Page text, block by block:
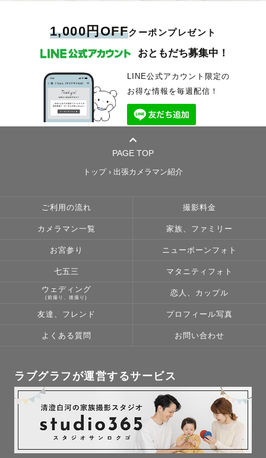
それが 写真にしか出来ない「記憶を残すこと」だと思っています。
特別な日も
今のありのままのあなたやあなたの大切な人たちを、ぜひ写真に撮らせて
ください。
きっと未来の宝物になってくれると信じています☺️
1件1件の撮影に心をこめて、1枚1枚のお写真を丁寧に、がモットーです。
写真は細部まで確認し、お客様の期待を超える仕上がりを目指しておりま
お客様の心に響く時間とお写真をご提供したいと思っておりますので、ご
お写真の仕上がりは、あたたかく、愛に溢れた空気感が残るよう編集作業
✉️お問い合わせ✉️
お客様が不安なく心から満足される撮影となりますよう、事前の打ち合わ
ご不明な点はもちろん、こんなイメージの写真が撮りたい・こんな小物を
使いたいなど、ご希望がありましたら以下公式LINEより何でもご相談くだ
◯青森県と岩手県北部を中心に活動しておりますが、ご依頼があれば北東
北（岩手県全域/秋田県/宮城県）〜全国に出張も可能です。
※往復交通費3,000円を超える地域に関しては、別途交通費のご負担をお
願いする場合がございますので、ご了承ください🙏🏻
◯予定が◎になっていないところでも、場所やお時間によっては対応可能
な場合もございます。一度公式LINEにてお問い合わせください♪
1,000円OFFクーポンプレゼント
おともだち募集中！
LINE公式アカウント限定の
お得な情報を毎週配信！
PAGE TOP
トップ› 出張カメラマン紹介
ご利用の流れ 撮影料金
カメラマン一覧 家族、ファミリー
お宮参り ニューボーンフォト
七五三 マタニティフォト
ウェディング
(前撮り、後撮り)
恋人、カップル
友達、フレンド プロフィール写真
よくある質問 お問い合わせ
ラブグラフが運営するサービス